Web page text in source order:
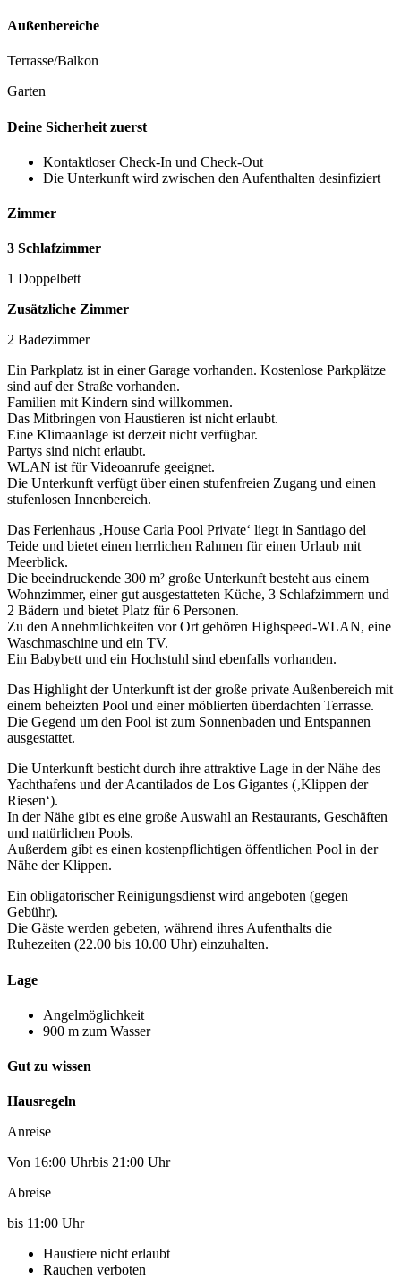
Außenbereiche
Terrasse/Balkon
Garten
Deine Sicherheit zuerst
Kontaktloser Check-In und Check-Out
Die Unterkunft wird zwischen den Aufenthalten desinfiziert
Zimmer
3 Schlafzimmer
1 Doppelbett
Zusätzliche Zimmer
2 Badezimmer
Ein Parkplatz ist in einer Garage vorhanden. Kostenlose Parkplätze
sind auf der Straße vorhanden.
Familien mit Kindern sind willkommen.
Das Mitbringen von Haustieren ist nicht erlaubt.
Eine Klimaanlage ist derzeit nicht verfügbar.
Partys sind nicht erlaubt.
WLAN ist für Videoanrufe geeignet.
Die Unterkunft verfügt über einen stufenfreien Zugang und einen
stufenlosen Innenbereich.
Das Ferienhaus ‚House Carla Pool Private‘ liegt in Santiago del
Teide und bietet einen herrlichen Rahmen für einen Urlaub mit
Meerblick.
Die beeindruckende 300 m² große Unterkunft besteht aus einem
Wohnzimmer, einer gut ausgestatteten Küche, 3 Schlafzimmern und
2 Bädern und bietet Platz für 6 Personen.
Zu den Annehmlichkeiten vor Ort gehören Highspeed-WLAN, eine
Waschmaschine und ein TV.
Ein Babybett und ein Hochstuhl sind ebenfalls vorhanden.
Das Highlight der Unterkunft ist der große private Außenbereich mit
einem beheizten Pool und einer möblierten überdachten Terrasse.
Die Gegend um den Pool ist zum Sonnenbaden und Entspannen
ausgestattet.
Die Unterkunft besticht durch ihre attraktive Lage in der Nähe des
Yachthafens und der Acantilados de Los Gigantes (‚Klippen der
Riesen‘).
In der Nähe gibt es eine große Auswahl an Restaurants, Geschäften
und natürlichen Pools.
Außerdem gibt es einen kostenpflichtigen öffentlichen Pool in der
Nähe der Klippen.
Ein obligatorischer Reinigungsdienst wird angeboten (gegen
Gebühr).
Die Gäste werden gebeten, während ihres Aufenthalts die
Ruhezeiten (22.00 bis 10.00 Uhr) einzuhalten.
Lage
Angelmöglichkeit
900 m zum Wasser
Gut zu wissen
Hausregeln
Anreise
Von 16:00 Uhrbis 21:00 Uhr
Abreise
bis 11:00 Uhr
Haustiere nicht erlaubt
Rauchen verboten